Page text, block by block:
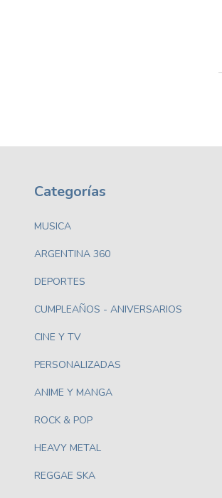
Categorías
MUSICA
ARGENTINA 360
DEPORTES
CUMPLEAÑOS - ANIVERSARIOS
CINE Y TV
PERSONALIZADAS
ANIME Y MANGA
ROCK & POP
HEAVY METAL
REGGAE SKA